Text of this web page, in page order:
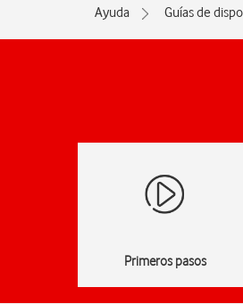
Ayuda Guías de
Primeros pasos